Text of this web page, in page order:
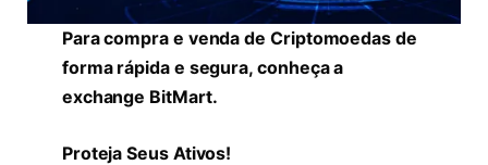
Para compra e venda de Criptomoedas de
forma rápida e segura, conheça a
exchange BitMart.
Proteja Seus Ativos!